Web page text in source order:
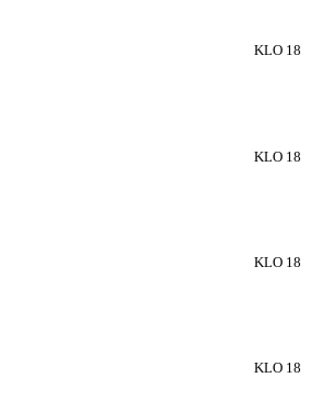
KLO 18
KLO 18
KLO 18
KLO 18